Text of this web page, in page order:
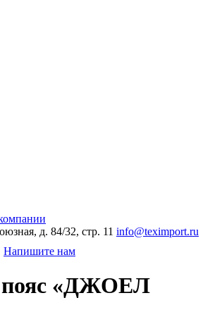
д. 84/32, стр. 11 info@teximport.ru
Напишите нам
пояс «ДЖОЕЛ